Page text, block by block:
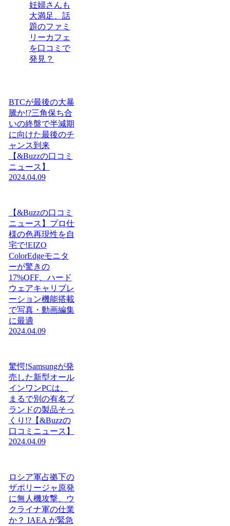
妊婦さんも
大満足、話
題のファミ
リーカフェ
を口コミで
発見？
BTCが最後の大暴
騰か!?三角保ち合
いの終盤で半減期
に向けた最後のチ
ャンス到来
【&Buzzの口コミ
ニュース】
2024.04.09
【&Buzzの口コミ
ニュース】プロ仕
様の色再現性を自
宅で!EIZO
ColorEdgeモニタ
ーが驚きの
17%OFF、ハード
ウェアキャリブレ
ーション機能搭載
で写真・動画編集
に最適
2024.04.09
驚愕!Samsungが発
売した新型オール
インワンPCは、
まるで別の有名ブ
ランドの製品そっ
くり!?【&Buzzの
口コミニュース】
2024.04.09
ロシア軍占拠下の
ザポリージャ原発
に無人機攻撃、ウ
クライナ軍の仕業
か？ IAEA が緊急